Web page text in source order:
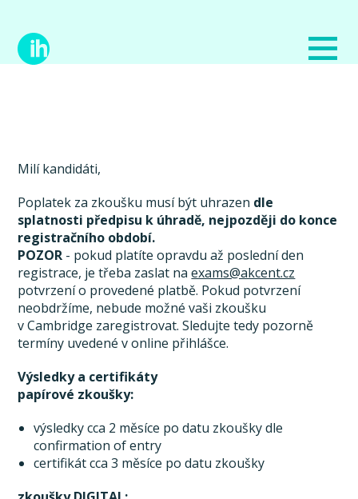
Milí kandidáti,
Poplatek za zkoušku musí být uhrazen dle
splatnosti předpisu k úhradě, nejpozději do konce
registračního období.
POZOR - pokud platíte opravdu až poslední den
registrace, je třeba zaslat naexams@akcent.cz
potvrzení o provedené platbě. Pokud potvrzení
neobdržíme, nebude možné vaši zkoušku
v Cambridge zaregistrovat. Sledujte tedy pozorně
termíny uvedené v online přihlášce.
Výsledky a certifikáty
papírové zkoušky:
výsledky cca 2 měsíce po datu zkoušky dle
confirmation of entry
certifikát cca 3 měsíce po datu zkoušky